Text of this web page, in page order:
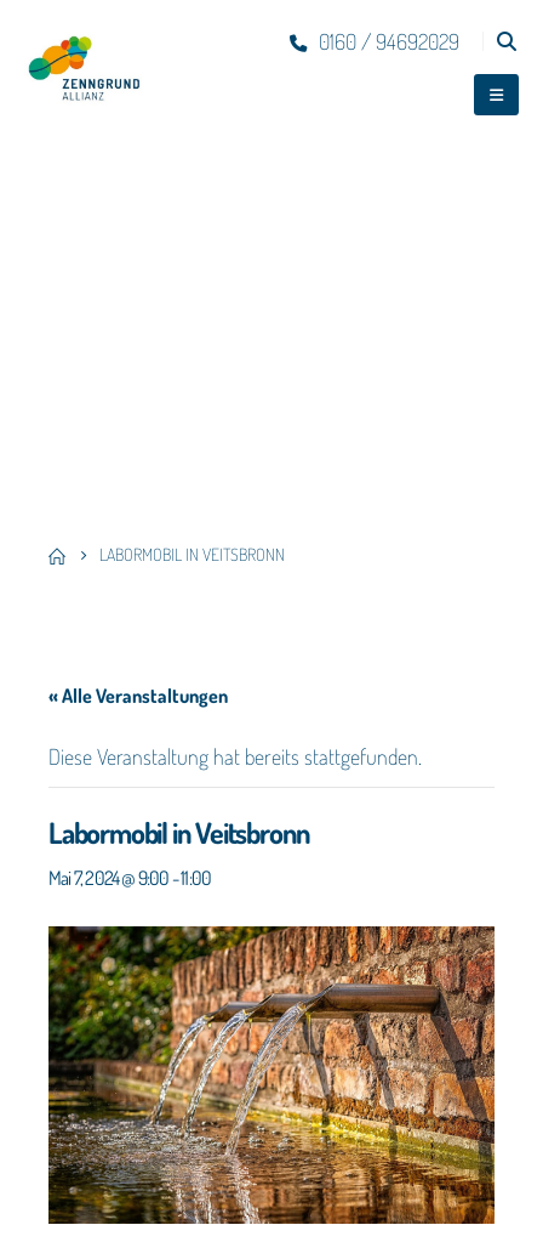
0160 / 94692029
LABORMOBIL IN VEITSBRONN
« Alle Veranstaltungen
Diese Veranstaltung hat bereits stattgefunden.
Labormobil in Veitsbronn
Mai 7, 2024 @ 9:00-11:00